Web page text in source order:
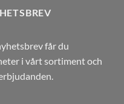
får du
i vårt sortiment och